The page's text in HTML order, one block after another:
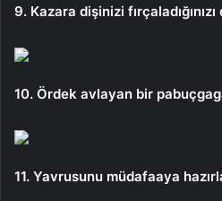
9. Kazara dişinizi
10. Ördek avlayan bir
11. Yavrusunu müdafaaya